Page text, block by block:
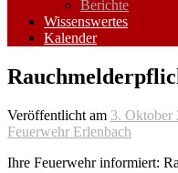
Berichte
Wissenswertes
Kalender
Veröffentlicht am 3. Oktober
Feuerwehr Erlenbach
Ihre Feuerwehr informiert: